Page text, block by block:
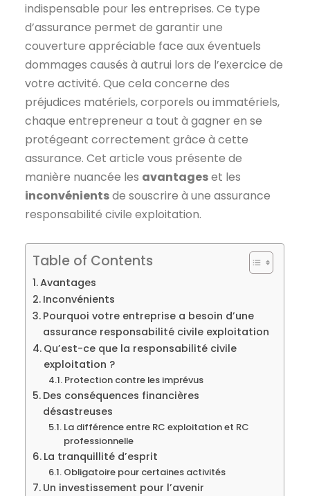
indispensable pour les entreprises. Ce type
d’assurance permet de garantir une
couverture appréciable face aux éventuels
dommages causés à autrui lors de l’exercice de
votre activité. Que cela concerne des
préjudices matériels, corporels ou immatériels,
chaque entrepreneur a tout à gagner en se
protégeant correctement grâce à cette
assurance. Cet article vous présente de
manière nuancée les avantageset les
inconvénientsde souscrire à une assurance
responsabilité civile exploitation.
Table of Contents
Avantages
Inconvénients
Pourquoi votre entreprise a besoin d’une
assurance responsabilité civile exploitation
Qu’est-ce que la responsabilité civile
exploitation ?
Protection contre les imprévus
Des conséquences financières
désastreuses
La différence entre RC exploitation et RC
professionnelle
La tranquillité d’esprit
Obligatoire pour certaines activités
Un investissement pour l’avenir